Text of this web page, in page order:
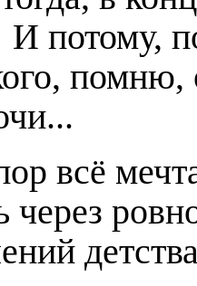
И потому,
всё
через